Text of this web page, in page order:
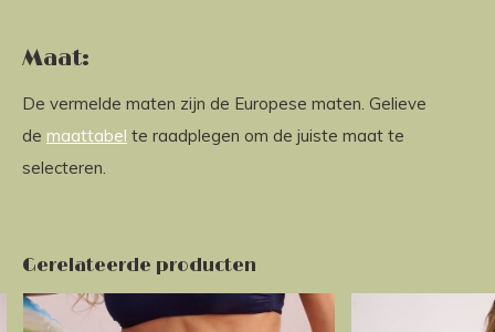
Maat:
De vermelde maten zijn de Europese maten. Gelieve
de maattabel te raadplegen om de juiste maat te
selecteren.
Gerelateerde producten